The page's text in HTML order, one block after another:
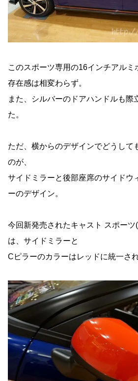
このスポーツ専用の16インチアルミ
存在感は相変わらず。
また、シルバーのドアハンドルも際
た。
ただ、横からのデザインでどうして
のが、
サイドミラーと後部座席のサイドウ
ーのデザイン。
今回新発売されたキャスト スポー
は、サイドミラーと
Cピラーのカラーはレッドに統一さ